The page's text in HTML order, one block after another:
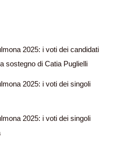
2025: i voti dei candidati
sostegno di Catia Puglielli
2025: i voti dei singoli
2025: i voti dei singoli